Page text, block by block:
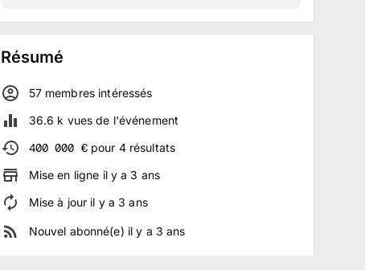
Résumé
57membresintéressés
36.6 k vues de l'événement
400 000 €pour 4 résultats
Mise en ligne il y a 3 ans
Mise à jour il y a 3 ans
Nouvel abonné(e) il y a 3 ans